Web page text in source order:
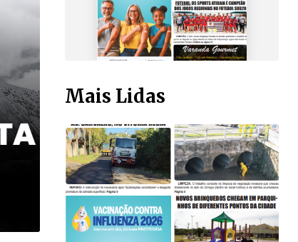
Mais Lidas